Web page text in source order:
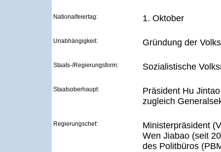
Nationalfeiertag: 1. Oktober
Unabhängigkeit: Gründung der
Staats-/Regierungsform: Sozialistische
Staatsoberhaupt:
Präsident Hu
zugleich
Regierungschef:
Ministerpräsident
Wen Jiabao (seit
des Politbüros